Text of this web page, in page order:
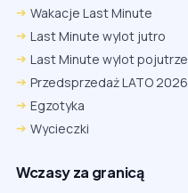
Wakacje Last Minute
Last Minute wylot jutro
Last Minute wylot pojutrze
Przedsprzedaż LATO 2026
Egzotyka
Wycieczki
Wczasy za granicą